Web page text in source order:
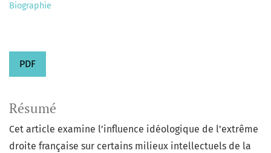
Biographie
PDF
Résumé
Cet article examine l’influence idéologique de l’extrême
droite française sur certains milieux intellectuels de la